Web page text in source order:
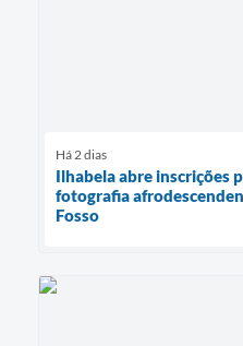
Há 2 dias
Ilhabela abre inscrições
fotografia
Fosso